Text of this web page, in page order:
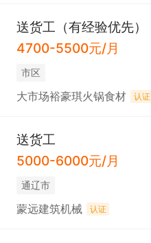
送货工（有经验优先）
4700-5500元/月
市区
大市场裕豪琪火锅食材 认证
送货工
5000-6000元/月
通辽市
蒙远建筑机械 认证